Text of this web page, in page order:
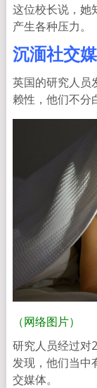
这位校长说，她
产生各种压力。
沉湎社交
英国的研究人员
赖性，他们不分
（网络图片）
研究人员经过对
发现，他们当中
交媒体。